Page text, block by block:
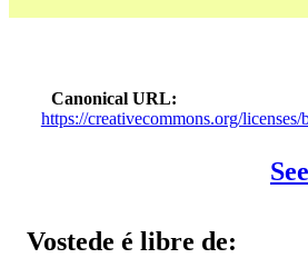
Canonical URL
https://creativecommons.org/licenses/
Vostede é libre de: